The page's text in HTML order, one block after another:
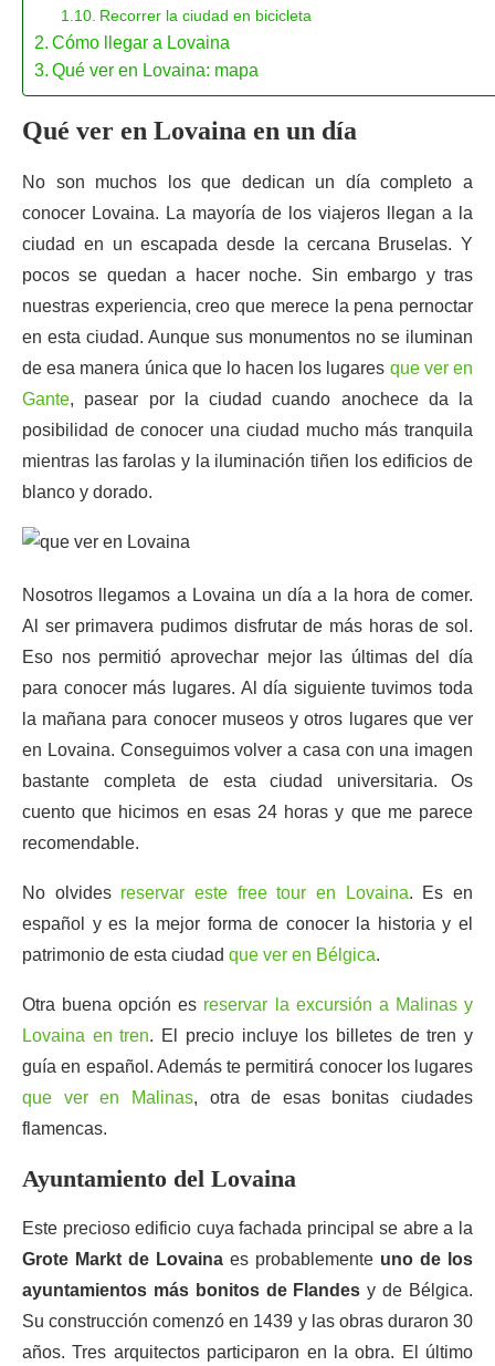
Recorrer la ciudad en bicicleta
Cómo llegar a Lovaina
Qué ver en Lovaina: mapa
Qué ver en Lovaina en un día
No son muchos los que dedican un día completo a
conocer Lovaina. La mayoría de los viajeros llegan a la
ciudad en un escapada desde la cercana Bruselas. Y
pocos se quedan a hacer noche. Sin embargo y tras
nuestras experiencia, creo que merece la pena pernoctar
en esta ciudad. Aunque sus monumentos no se iluminan
de esa manera única que lo hacen los lugares que ver en
Gante, pasear por la ciudad cuando anochece da la
posibilidad de conocer una ciudad mucho más tranquila
mientras las farolas y la iluminación tiñen los edificios de
blanco y dorado.
Nosotros llegamos a Lovaina un día a la hora de comer.
Al ser primavera pudimos disfrutar de más horas de sol.
Eso nos permitió aprovechar mejor las últimas del día
para conocer más lugares. Al día siguiente tuvimos toda
la mañana para conocer museos y otros lugares que ver
en Lovaina. Conseguimos volver a casa con una imagen
bastante completa de esta ciudad universitaria. Os
cuento que hicimos en esas 24 horas y que me parece
recomendable.
No olvides reservar este free tour en Lovaina. Es en
español y es la mejor forma de conocer la historia y el
patrimonio de esta ciudad que ver en Bélgica.
Otra buena opción es reservar la excursión a Malinas y
Lovaina en tren. El precio incluye los billetes de tren y
guía en español. Además te permitirá conocer los lugares
que ver en Malinas, otra de esas bonitas ciudades
flamencas.
Ayuntamiento del Lovaina
Este precioso edificio cuya fachada principal se abre a la
Grote Markt de Lovaina es probablemente uno de los
ayuntamientos más bonitos de Flandes y de Bélgica.
Su construcción comenzó en 1439 y las obras duraron 30
años. Tres arquitectos participaron en la obra. El último